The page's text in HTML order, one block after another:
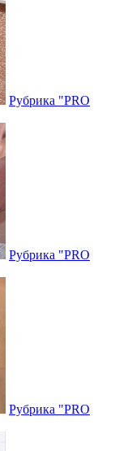
Рубрика "PRO
Рубрика "PRO
Рубрика "PRO